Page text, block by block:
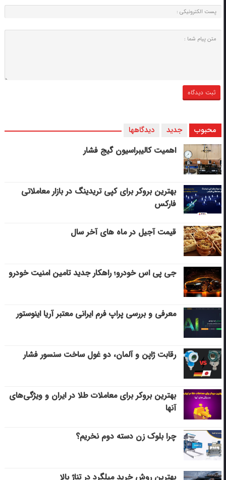
محبوب جدید دیدگاهها
اهمیت کالیبراسیون گیج فشار
بهترین بروکر برای کپی‌ تریدینگ در بازار معاملاتی
فارکس
قیمت آجیل در ماه های آخر سال
جی پی اس خودرو؛ راهکار جدید تامین امنیت خودرو
معرفی و بررسی پراپ فرم ایرانی معتبر آریا اینوستور
رقابت ژاپن و آلمان، دو غول ساخت سنسور فشار
بهترین بروکر برای معاملات طلا در ایران و ویژگی‌های
آنها
چرا بلوک زن دسته دوم نخریم؟
بهترین روش خرید میلگرد در تناژ بالا